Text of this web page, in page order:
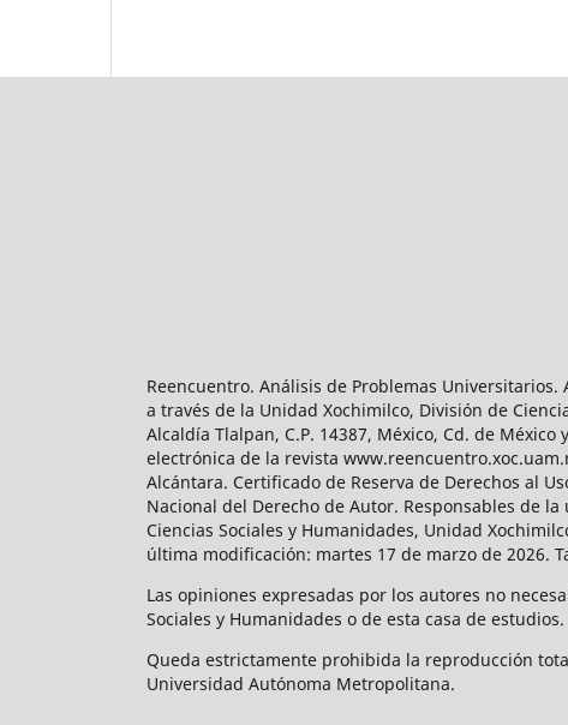
Reencuentro. Análisis de Problemas
a través de la Unidad Xochimilco, División de
Alcaldía Tlalpan, C.P. 14387, México, Cd. de
electrónica de la revista
Alcántara. Certificado de Reserva de Derechos al
Nacional del Derecho de Autor. Responsables de
Ciencias Sociales y Humanidades, Unidad
última modificación: martes 17 de marzo de 2026.
Las opiniones expresadas por los autores no
Sociales y Humanidades o de esta casa de estudios.
Queda estrictamente prohibida la reproducción
Universidad Autónoma Metropolitana.